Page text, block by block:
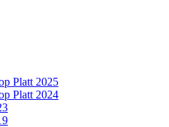
Platt 2025
Platt 2024